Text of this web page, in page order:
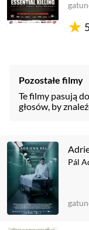
Pozostałe filmy
Te filmy pasują
głosów, by
Pál